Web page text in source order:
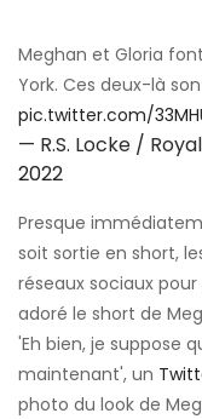
Meghan et Gloria
York. Ces deux-là
pic.twitter.com/
— R.S. Locke /
2022
Presque
soit sortie en short,
réseaux sociaux
adoré le short de
'Eh bien, je suppose
maintenant', un
photo du look de